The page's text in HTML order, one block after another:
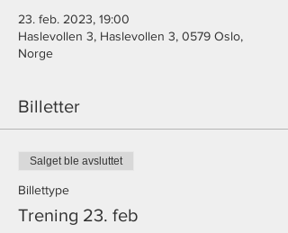
23. feb. 2023, 19:00
Haslevollen 3, Haslevollen 3, 0579 Oslo,
Norge
Billetter
Salget ble avsluttet
Billettype
Trening 23. feb